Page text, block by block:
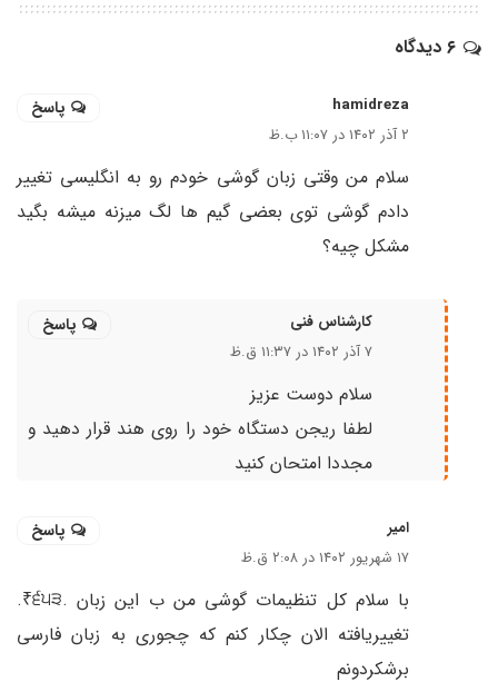
۶ دیدگاه
hamidreza
۲ آذر ۱۴۰۲ در ۱۱:۰۷ ب.ظ
سلام من وقتی زبان گوشی خودم رو به انگلیسی تغییر
دادم گوشی توی بعضی گیم ها لگ میزنه میشه بگید
مشکل چیه؟
پاسخ
کارشناس فنی
۷ آذر ۱۴۰۲ در ۱۱:۳۷ ق.ظ
سلام دوست عزیز
لطفا ریجن دستگاه خود را روی هند قرار دهید و
مجددا امتحان کنید
پاسخ
امیر
۱۷ شهریور ۱۴۰۲ در ۲:۰۸ ق.ظ
با سلام کل تنظیمات گوشی من ب این زبان .੬੫੩₹.
تغییریافته الان چکار کنم که چجوری به زبان فارسی
برشکردونم
پاسخ